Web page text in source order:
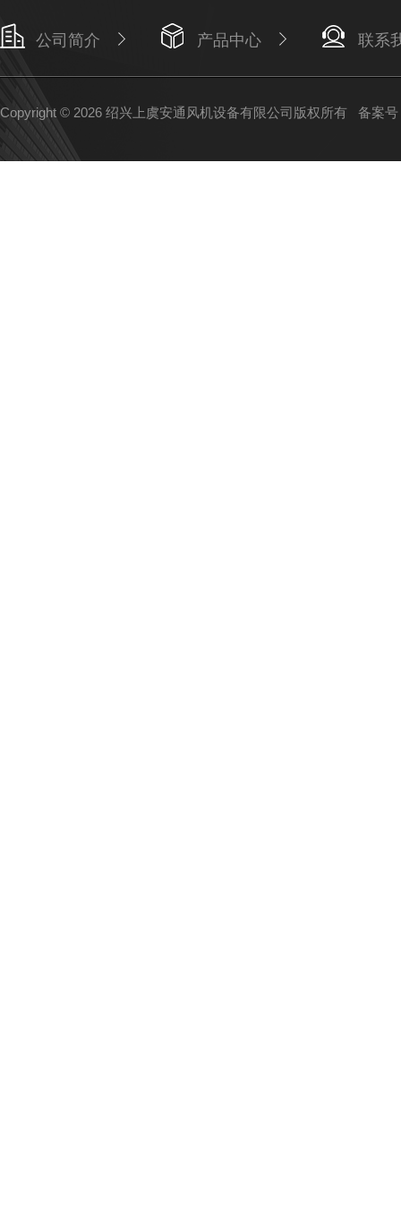
公司简介 产品中心 联系
Copyright © 2026 绍兴上虞安通风机设备有限公司版权所有 备案号